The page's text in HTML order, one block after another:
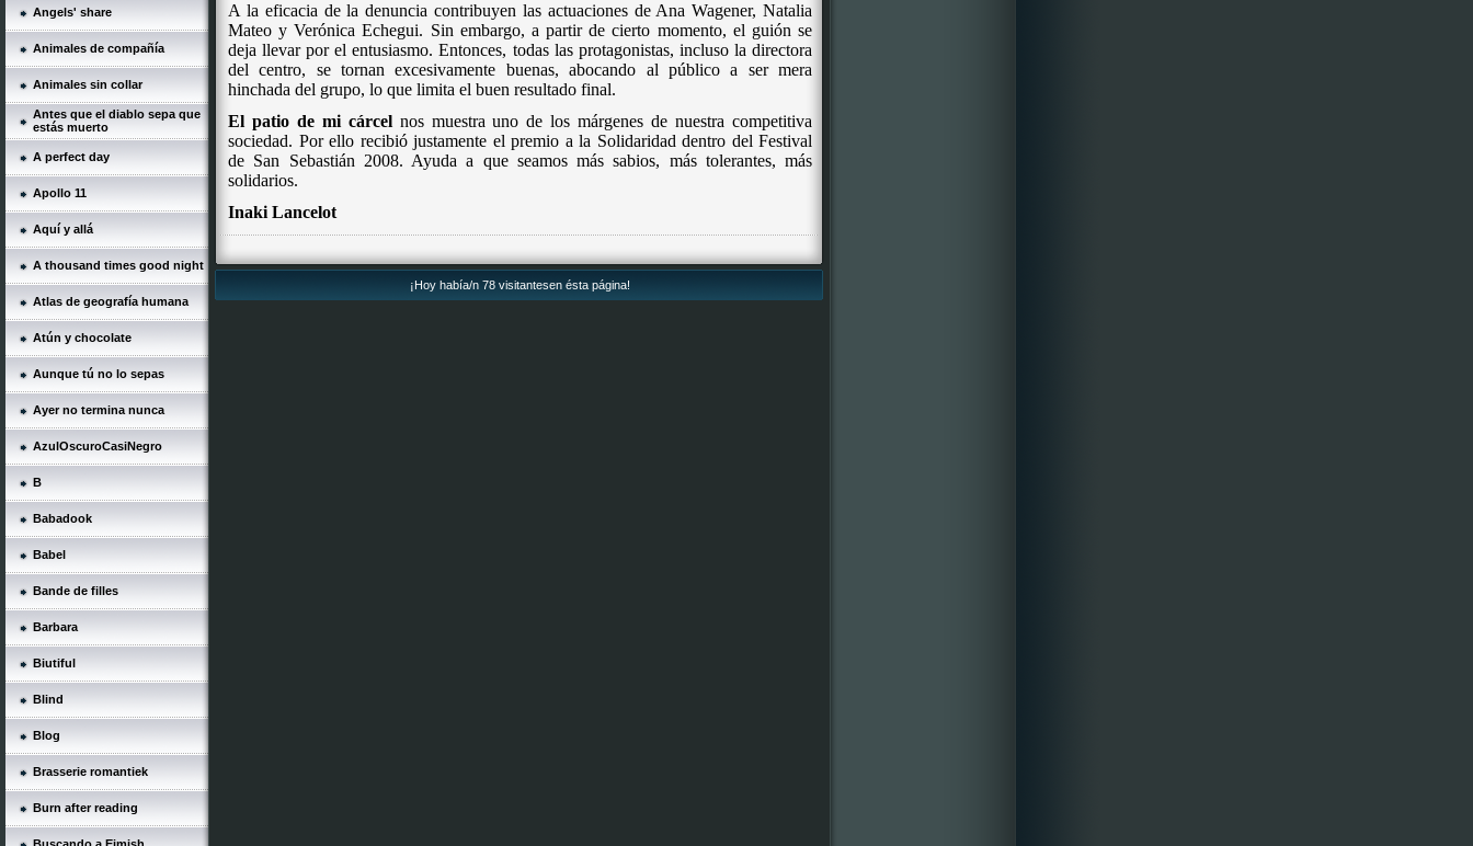
Angels' share
Animales de compañía
Animales sin collar
Antes que el diablo sepa que
estás muerto
A perfect day
Apollo 11
Aquí y allá
A thousand times good night
Atlas de geografía humana
Atún y chocolate
Aunque tú no lo sepas
Ayer no termina nunca
AzulOscuroCasiNegro
B
Babadook
Babel
Bande de filles
Barbara
Biutiful
Blind
Blog
Brasserie romantiek
Burn after reading
A la eficacia de la denuncia contribuyen las actuaciones de Ana Wagener, Natalia
Mateo y Verónica Echegui. Sin embargo, a partir de cierto momento, el guión se
deja llevar por el entusiasmo. Entonces, todas las protagonistas, incluso la directora
del centro, se tornan excesivamente buenas, abocando al público a ser mera
hinchada del grupo, lo que limita el buen resultado final.
El patio de mi cárcelnos muestra uno de los márgenes de nuestra competitiva
sociedad. Por ello recibió justamente el premio a la Solidaridad dentro del Festival
de San Sebastián 2008. Ayuda a que seamos más sabios, más tolerantes, más
solidarios.
Inaki Lancelot
¡Hoy había/n 78 visitantesen ésta página!